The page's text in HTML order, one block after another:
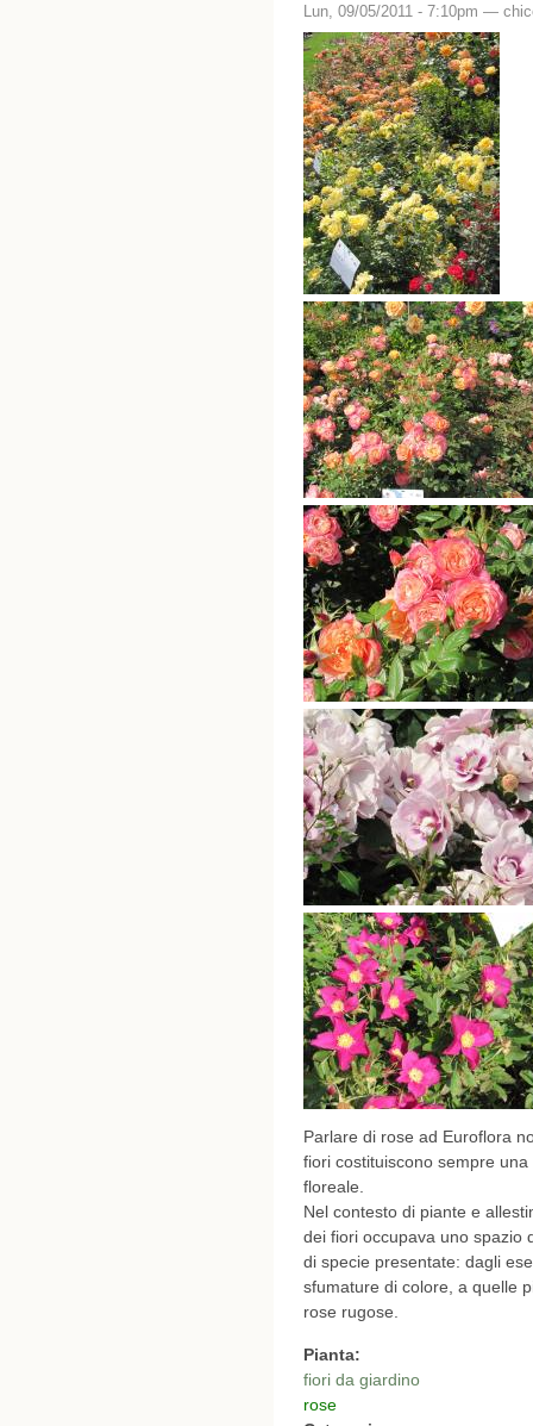
Lun, 09/05/2011 - 7:10pm —
Parlare di rose ad Euroflora
fiori costituiscono sempre
floreale.
Nel contesto di piante e
dei fiori occupava uno spazio
di specie presentate: dagli
sfumature di colore, a quelle
rose rugose.
Pianta:
fiori da giardino
rose